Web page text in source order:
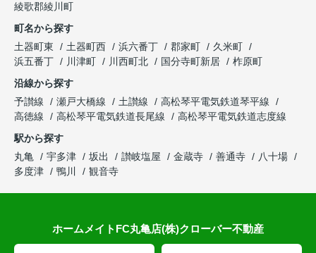
綾歌郡綾川町
町名から探す
土器町東
土器町西 浜六番丁 郡家町
久米町
浜五番丁
川津町 川西町北 国分寺町新居
柞原町
沿線から探す
予讃線
瀬戸大橋線 土讃線
高松琴平電気鉄道琴平線
高徳線
高松琴平電気鉄道長尾線
高松琴平電気鉄道志度線
駅から探す
丸亀
宇多津 坂出 讃岐塩屋 金蔵寺 善通寺
八十場
多度津
鴨川 観音寺
ホームメイトFC丸亀店(株)クローバー不動産